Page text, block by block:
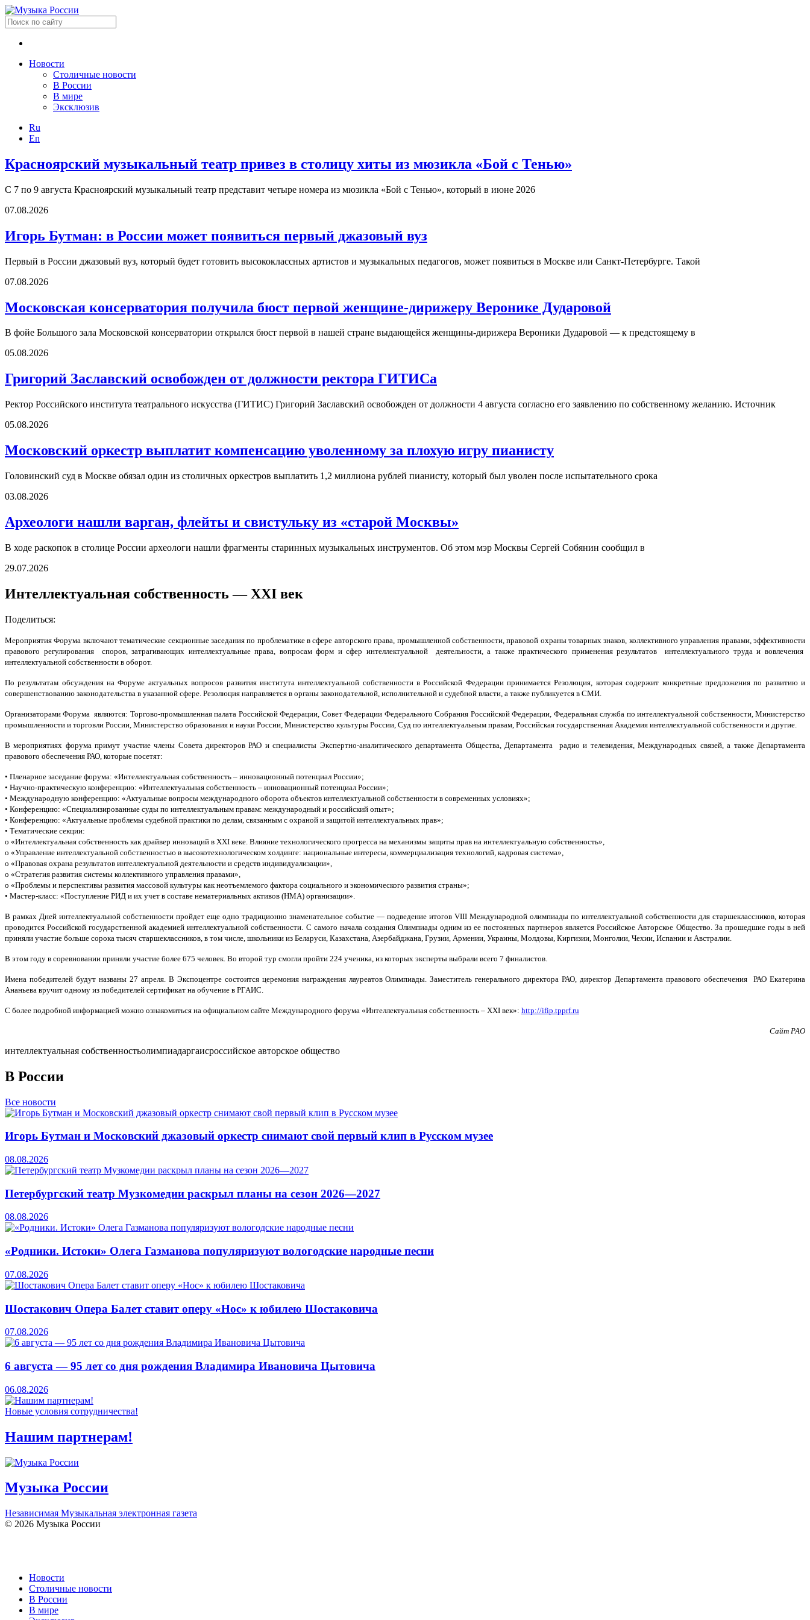
Новости
Столичные новости
В России
В мире
Эксклюзив
Ru
En
Красноярский музыкальный театр привез в столицу хиты из мюзикла «Бой с Тенью»
С 7 по 9 августа Красноярский музыкальный театр представит четыре номера из мюзикла «Бой с Тенью», который в июне 2026
07.08.2026
Игорь Бутман: в России может появиться первый джазовый вуз
Первый в России джазовый вуз, который будет готовить высококлассных артистов и музыкальных педагогов, может появиться в Москве или Санкт-Петербурге. Такой
07.08.2026
Московская консерватория получила бюст первой женщине-дирижеру Веронике Дударовой
В фойе Большого зала Московской консерватории открылся бюст первой в нашей стране выдающейся женщины-дирижера Вероники Дударовой — к предстоящему в
05.08.2026
Григорий Заславский освобожден от должности ректора ГИТИСа
Ректор Российского института театрального искусства (ГИТИС) Григорий Заславский освобожден от должности 4 августа согласно его заявлению по собственному желанию. Источник
05.08.2026
Московский оркестр выплатит компенсацию уволенному за плохую игру пианисту
Головинский суд в Москве обязал один из столичных оркестров выплатить 1,2 миллиона рублей пианисту, который был уволен после испытательного срока
03.08.2026
Археологи нашли варган, флейты и свистульку из «старой Москвы»
В ходе раскопок в столице России археологи нашли фрагменты старинных музыкальных инструментов. Об этом мэр Москвы Сергей Собянин сообщил в
29.07.2026
Интеллектуальная собственность — ХХІ век
Поделиться:
Мероприятия Форума включают тематические секционные заседания по проблематике в сфере авторского права, промышленной собственности, правовой охраны товарных знаков, коллективного управления правами, эффективности
правового регулирования споров, затрагивающих интеллектуальные права, вопросам форм и сфер интеллектуальной деятельности, а также практического применения результатов интеллектуального труда и вовлечения
интеллектуальной собственности в оборот.
По результатам обсуждения на Форуме актуальных вопросов развития института интеллектуальной собственности в Российской Федерации принимается Резолюция, которая содержит конкретные предложения по развитию и
совершенствованию законодательства в указанной сфере. Резолюция направляется в органы законодательной, исполнительной и судебной власти, а также публикуется в СМИ.
Организаторами Форума являются: Торгово-промышленная палата Российской Федерации, Совет Федерации Федерального Собрания Российской Федерации, Федеральная служба по интеллектуальной собственности, Министерство
промышленности и торговли России, Министерство образования и науки России, Министерство культуры России, Суд по интеллектуальным правам, Российская государственная Академия интеллектуальной собственности и другие.
В мероприятиях форума примут участие члены Совета директоров РАО и специалисты Экспертно-аналитического департамента Общества, Департамента радио и телевидения, Международных связей, а также Департамента
правового обеспечения РАО, которые посетят:
• Пленарное заседание форума: «Интеллектуальная собственность – инновационный потенциал России»;
• Научно-практическую конференцию: «Интеллектуальная собственность – инновационный потенциал России»;
• Международную конференцию: «Актуальные вопросы международного оборота объектов интеллектуальной собственности в современных условиях»;
• Конференцию: «Специализированные суды по интеллектуальным правам: международный и российский опыт»;
• Конференцию: «Актуальные проблемы судебной практики по делам, связанным с охраной и защитой интеллектуальных прав»;
• Тематические секции:
o «Интеллектуальная собственность как драйвер инноваций в XXI веке. Влияние технологического прогресса на механизмы защиты прав на интеллектуальную собственность»,
o «Управление интеллектуальной собственностью в высокотехнологическом холдинге: национальные интересы, коммерциализация технологий, кадровая система»,
o «Правовая охрана результатов интеллектуальной деятельности и средств индивидуализации»,
o «Стратегия развития системы коллективного управления правами»,
o «Проблемы и перспективы развития массовой культуры как неотъемлемого фактора социального и экономического развития страны»;
• Мастер-класс: «Поступление РИД и их учет в составе нематериальных активов (НМА) организации».
В рамках Дней интеллектуальной собственности пройдет еще одно традиционно знаменательное событие — подведение итогов VIII Международной олимпиады по интеллектуальной собственности для старшеклассников, которая
проводится Российской государственной академией интеллектуальной собственности. С самого начала создания Олимпиады одним из ее постоянных партнеров является Российское Авторское Общество. За прошедшие годы в ней
приняли участие больше сорока тысяч старшеклассников, в том числе, школьники из Беларуси, Казахстана, Азербайджана, Грузии, Армении, Украины, Молдовы, Киргизии, Монголии, Чехии, Испании и Австралии.
В этом году в соревновании приняли участие более 675 человек. Во второй тур смогли пройти 224 ученика, из которых эксперты выбрали всего 7 финалистов.
Имена победителей будут названы 27 апреля. В Экспоцентре состоится церемония награждения лауреатов Олимпиады. Заместитель генерального директора РАО, директор Департамента правового обеспечения РАО Екатерина
Ананьева вручит одному из победителей сертификат на обучение в РГАИС.
С более подробной информацией можно ознакомиться на официальном сайте Международного форума «Интеллектуальная собственность – ХХІ век»: http://ifip.tpprf.ru
Сайт РАО
интеллектуальная собственностьолимпиадаргаисроссийское авторское общество
В России
Все новости
Игорь Бутман и Московский джазовый оркестр снимают свой первый клип в Русском музее
08.08.2026
Петербургский театр Музкомедии раскрыл планы на сезон 2026—2027
08.08.2026
«Родники. Истоки» Олега Газманова популяризуют вологодские народные песни
07.08.2026
Шостакович Опера Балет ставит оперу «Нос» к юбилею Шостаковича
07.08.2026
6 августа — 95 лет со дня рождения Владимира Ивановича Цытовича
06.08.2026
Новые условия сотрудничества!
Нашим партнерам!
Музыка России
Независимая Музыкальная электронная газета
© 2026 Музыка России
Новости
Столичные новости
В России
В мире